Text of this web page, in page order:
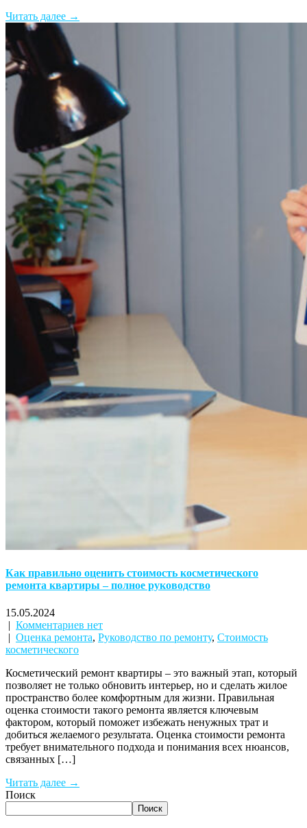
Читать далее →
Как правильно оценить стоимость косметического
ремонта квартиры – полное руководство
15.05.2024
| Комментариев нет
| Оценка ремонта, Руководство по ремонту, Стоимость
косметического
Косметический ремонт квартиры – это важный этап, который
позволяет не только обновить интерьер, но и сделать жилое
пространство более комфортным для жизни. Правильная
оценка стоимости такого ремонта является ключевым
фактором, который поможет избежать ненужных трат и
добиться желаемого результата. Оценка стоимости ремонта
требует внимательного подхода и понимания всех нюансов,
связанных […]
Читать далее →
Поиск
Поиск